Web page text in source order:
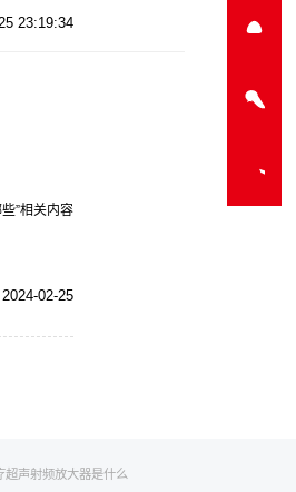
23:19:34
”相关内容
02-25
超声射频放大器是什么